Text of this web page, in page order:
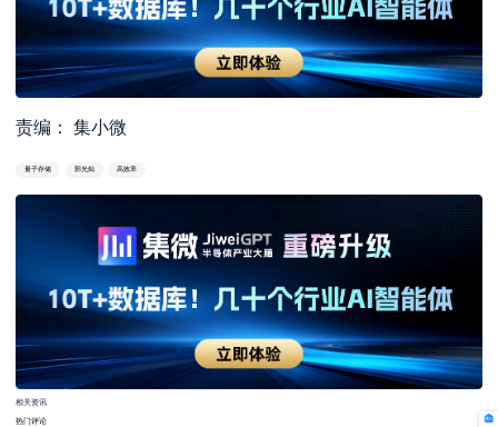
责编： 集小微
量子存储 郭光灿 高效率
相关资讯
热门评论